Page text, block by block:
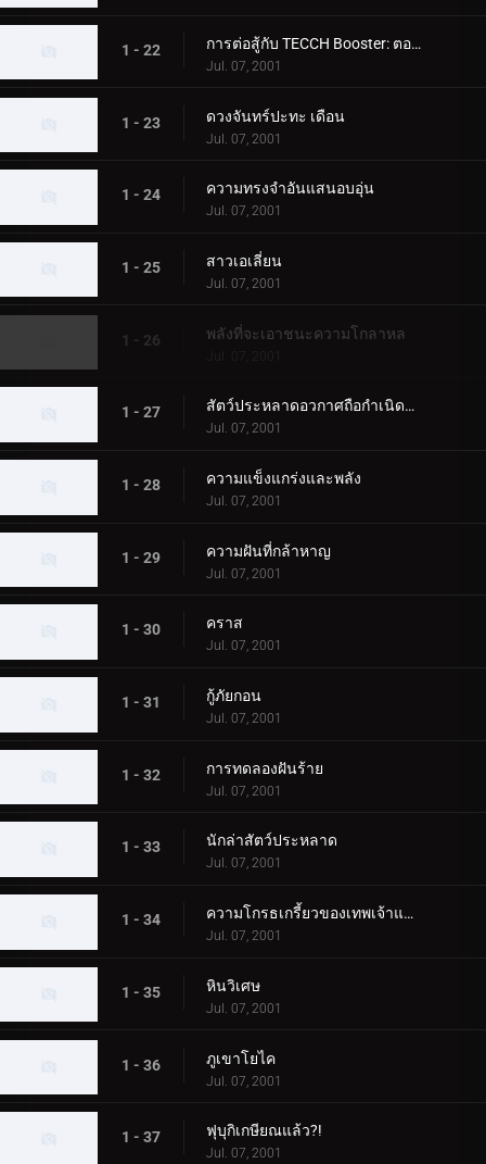
1 - 22 การต่อสู้กับ TECCH Booster: ตอนที่ 2
Jul. 07, 2001
1 - 23 ดวงจันทร์ปะทะ เดือน
Jul. 07, 2001
1 - 24 ความทรงจำอันแสนอบอุ่น
Jul. 07, 2001
1 - 25 สาวเอเลี่ยน
Jul. 07, 2001
1 - 26 พลังที่จะเอาชนะความโกลาหล
Jul. 07, 2001
1 - 27 สัตว์ประหลาดอวกาศถือกำเนิดบนโลก
Jul. 07, 2001
1 - 28 ความแข็งแกร่งและพลัง
Jul. 07, 2001
1 - 29 ความฝันที่กล้าหาญ
Jul. 07, 2001
1 - 30 คราส
Jul. 07, 2001
1 - 31 กู้ภัยกอน
Jul. 07, 2001
1 - 32 การทดลองฝันร้าย
Jul. 07, 2001
1 - 33 นักล่าสัตว์ประหลาด
Jul. 07, 2001
1 - 34 ความโกรธเกรี้ยวของเทพเจ้าแห่งท้องทะเล
Jul. 07, 2001
1 - 35 หินวิเศษ
Jul. 07, 2001
1 - 36 ภูเขาโยไค
Jul. 07, 2001
1 - 37 ฟุบุกิเกษียณแล้ว?!
Jul. 07, 2001